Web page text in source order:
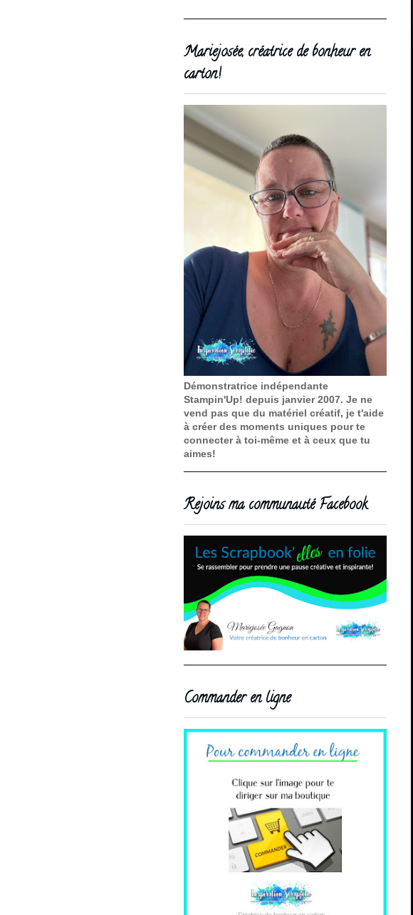
Mariejosée, créatrice de bonheur en
carton!
Démonstratrice indépendante
Stampin'Up! depuis janvier 2007. Je ne
vend pas que du matériel créatif, je t'aide
à créer des moments uniques pour te
connecter à toi-même et à ceux que tu
aimes!
Rejoins ma communauté Facebook
Commander en ligne